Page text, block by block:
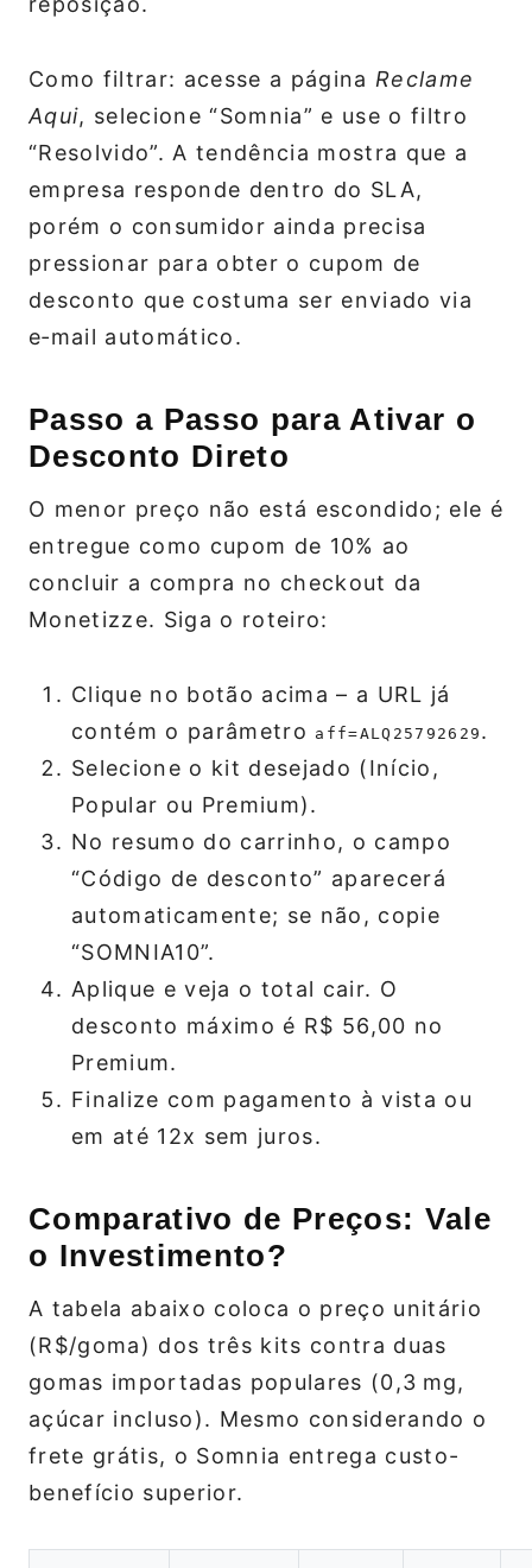
Como filtrar: acesse a página Reclame
Aqui, selecione “Somnia” e use o filtro
“Resolvido”. A tendência mostra que a
empresa responde dentro do SLA,
porém o consumidor ainda precisa
pressionar para obter o cupom de
desconto que costuma ser enviado via
e‑mail automático.
Passo a Passo para Ativar o
Desconto Direto
O menor preço não está escondido; ele é
entregue como cupom de 10% ao
concluir a compra no checkout da
Monetizze. Siga o roteiro:
Clique no botão acima – a URL já
contém o parâmetro aff=ALQ25792629 .
Selecione o kit desejado (Início,
Popular ou Premium).
No resumo do carrinho, o campo
“Código de desconto” aparecerá
automaticamente; se não, copie
“SOMNIA10”.
Aplique e veja o total cair. O
desconto máximo é R$ 56,00 no
Premium.
Finalize com pagamento à vista ou
em até 12x sem juros.
Comparativo de Preços: Vale
o Investimento?
A tabela abaixo coloca o preço unitário
(R$/goma) dos três kits contra duas
gomas importadas populares (0,3 mg,
açúcar incluso). Mesmo considerando o
frete grátis, o Somnia entrega custo-
benefício superior.